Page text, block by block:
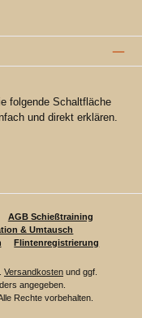
folgende Schaltfläche
und direkt erklären.
AGB Schießtraining
& Umtausch
Flintenregistrierung
Versandkosten und ggf.
angegeben.
Rechte vorbehalten.